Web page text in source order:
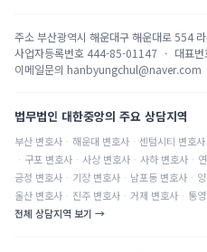
주소부산광역시 해운대구 해운대로 554
사업자등록번호 444-85-01147 · 대표번
이메일문의 hanbyungchul@naver.com
법무법인 대한중앙의 주요 상담지역
부산 변호사 · 해운대 변호사 · 센텀시티 변호사
· 구포 변호사 · 사상 변호사 · 사하 변호사 ·
금정 변호사 · 기장 변호사 · 남포동 변호사 ·
울산 변호사 · 진주 변호사 · 거제 변호사 · 통영
전체 상담지역 보기 →